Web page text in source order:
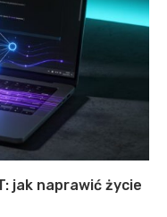
jak naprawić życie